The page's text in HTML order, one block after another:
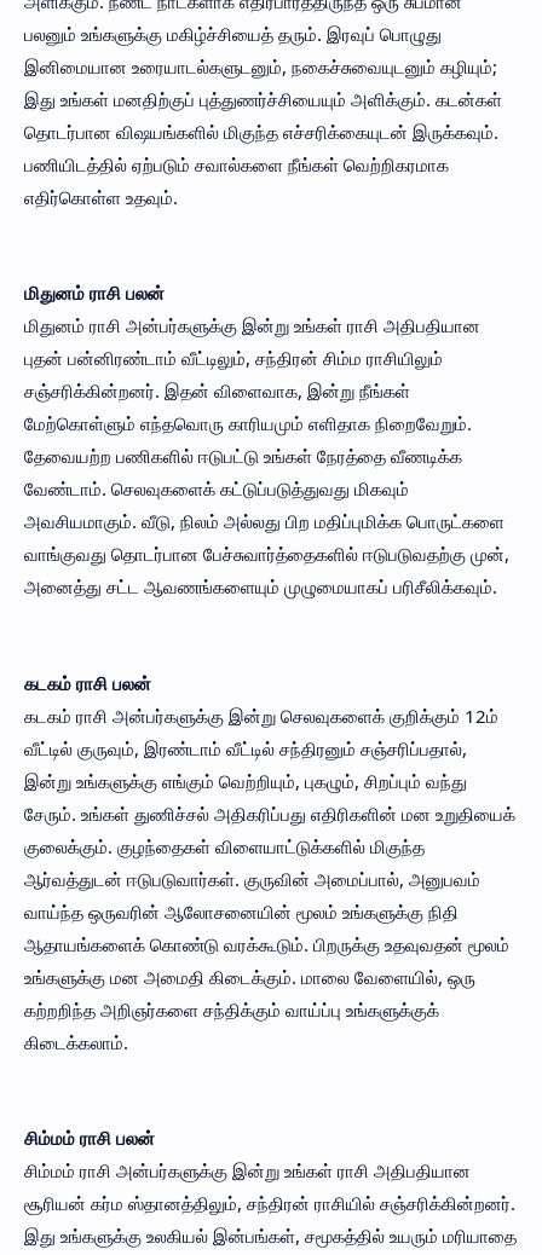
பலனும் உங்களுக்கு மகிழ்ச்சியைத் தரும். இரவுப் பொழுது
இனிமையான உரையாடல்களுடனும், நகைச்சுவையுடனும் கழியும்;
இது உங்கள் மனதிற்குப் புத்துணர்ச்சியையும் அளிக்கும். கடன்கள்
தொடர்பான விஷயங்களில் மிகுந்த எச்சரிக்கையுடன் இருக்கவும்.
பணியிடத்தில் ஏற்படும் சவால்களை நீங்கள் வெற்றிகரமாக
எதிர்கொள்ள உதவும்.
மிதுனம் ராசி பலன்
மிதுனம் ராசி அன்பர்களுக்கு இன்று உங்கள் ராசி அதிபதியான
புதன் பன்னிரண்டாம் வீட்டிலும், சந்திரன் சிம்ம ராசியிலும்
சஞ்சரிக்கின்றனர். இதன் விளைவாக, இன்று நீங்கள்
மேற்கொள்ளும் எந்தவொரு காரியமும் எளிதாக நிறைவேறும்.
தேவையற்ற பணிகளில் ஈடுபட்டு உங்கள் நேரத்தை வீணடிக்க
வேண்டாம். செலவுகளைக் கட்டுப்படுத்துவது மிகவும்
அவசியமாகும். வீடு, நிலம் அல்லது பிற மதிப்புமிக்க பொருட்களை
வாங்குவது தொடர்பான பேச்சுவார்த்தைகளில் ஈடுபடுவதற்கு முன்,
அனைத்து சட்ட ஆவணங்களையும் முழுமையாகப் பரிசீலிக்கவும்.
கடகம் ராசி பலன்
கடகம் ராசி அன்பர்களுக்கு இன்று செலவுகளைக் குறிக்கும் 12ம்
வீட்டில் குருவும், இரண்டாம் வீட்டில் சந்திரனும் சஞ்சரிப்பதால்,
இன்று உங்களுக்கு எங்கும் வெற்றியும், புகழும், சிறப்பும் வந்து
சேரும். உங்கள் துணிச்சல் அதிகரிப்பது எதிரிகளின் மன உறுதியைக்
குலைக்கும். குழந்தைகள் விளையாட்டுக்களில் மிகுந்த
ஆர்வத்துடன் ஈடுபடுவார்கள். குருவின் அமைப்பால், அனுபவம்
வாய்ந்த ஒருவரின் ஆலோசனையின் மூலம் உங்களுக்கு நிதி
ஆதாயங்களைக் கொண்டு வரக்கூடும். பிறருக்கு உதவுவதன் மூலம்
உங்களுக்கு மன அமைதி கிடைக்கும். மாலை வேளையில், ஒரு
கற்றறிந்த அறிஞர்களை சந்திக்கும் வாய்ப்பு உங்களுக்குக்
கிடைக்கலாம்.
சிம்மம் ராசி பலன்
சிம்மம் ராசி அன்பர்களுக்கு இன்று உங்கள் ராசி அதிபதியான
சூரியன் கர்ம ஸ்தானத்திலும், சந்திரன் ராசியில் சஞ்சரிக்கின்றனர்.
இது உங்களுக்கு உலகியல் இன்பங்கள், சமூகத்தில் உயரும் மரியாதை